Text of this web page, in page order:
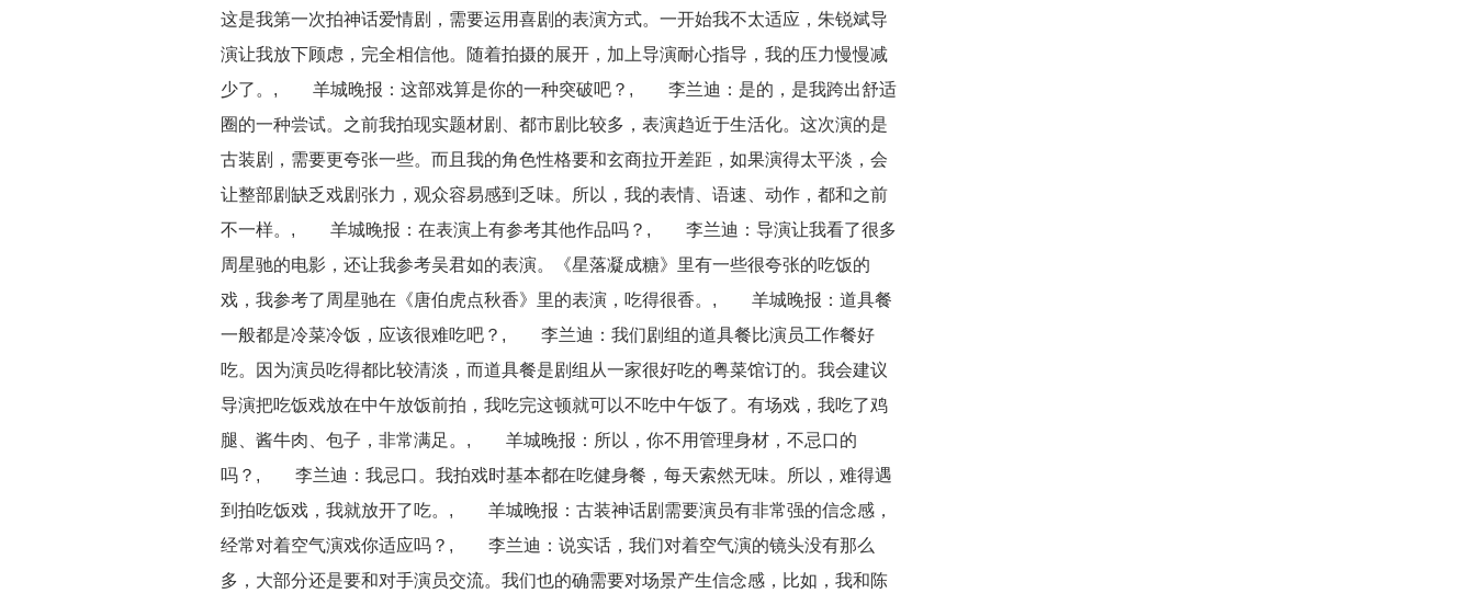
这是我第一次拍神话爱情剧，需要运用喜剧的表演方式。一开始我不太适应，朱锐斌导
演让我放下顾虑，完全相信他。随着拍摄的展开，加上导演耐心指导，我的压力慢慢减
少了。, 羊城晚报：这部戏算是你的一种突破吧？, 李兰迪：是的，是我跨出舒适
圈的一种尝试。之前我拍现实题材剧、都市剧比较多，表演趋近于生活化。这次演的是
古装剧，需要更夸张一些。而且我的角色性格要和玄商拉开差距，如果演得太平淡，会
让整部剧缺乏戏剧张力，观众容易感到乏味。所以，我的表情、语速、动作，都和之前
不一样。, 羊城晚报：在表演上有参考其他作品吗？, 李兰迪：导演让我看了很多
周星驰的电影，还让我参考吴君如的表演。《星落凝成糖》里有一些很夸张的吃饭的
戏，我参考了周星驰在《唐伯虎点秋香》里的表演，吃得很香。, 羊城晚报：道具餐
一般都是冷菜冷饭，应该很难吃吧？, 李兰迪：我们剧组的道具餐比演员工作餐好
吃。因为演员吃得都比较清淡，而道具餐是剧组从一家很好吃的粤菜馆订的。我会建议
导演把吃饭戏放在中午放饭前拍，我吃完这顿就可以不吃中午饭了。有场戏，我吃了鸡
腿、酱牛肉、包子，非常满足。, 羊城晚报：所以，你不用管理身材，不忌口的
吗？, 李兰迪：我忌口。我拍戏时基本都在吃健身餐，每天索然无味。所以，难得遇
到拍吃饭戏，我就放开了吃。, 羊城晚报：古装神话剧需要演员有非常强的信念感，
经常对着空气演戏你适应吗？, 李兰迪：说实话，我们对着空气演的镜头没有那么
多，大部分还是要和对手演员交流。我们也的确需要对场景产生信念感，比如，我和陈